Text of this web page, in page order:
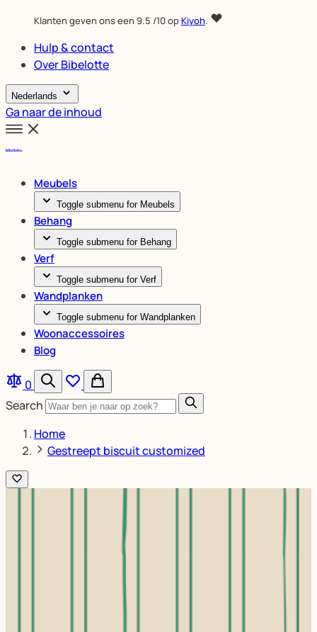
Klanten geven ons een 9.5 /10 opKiyoh.
Hulp & contact
Over Bibelotte
Nederlands
Ga naar de inhoud
Meubels
Toggle submenu for Meubels
Behang
Toggle submenu for Behang
Verf
Toggle submenu for Verf
Wandplanken
Toggle submenu for Wandplanken
Woonaccessoires
Blog
0
Search
Home
Gestreept biscuit customized